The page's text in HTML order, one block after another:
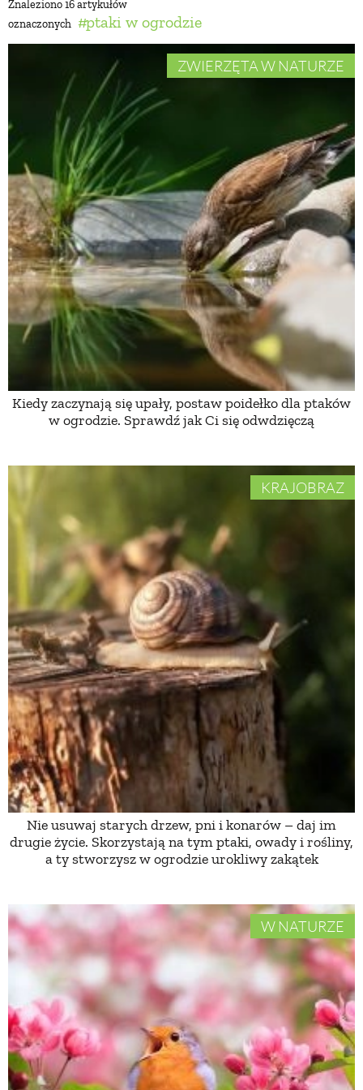
Znaleziono 16 artykułów
oznaczonych
ptaki w ogrodzie
ZWIERZĘTA W NATURZE
Kiedy zaczynają się upały, postaw poidełko dla ptaków
w ogrodzie. Sprawdź jak Ci się odwdzięczą
KRAJOBRAZ
Nie usuwaj starych drzew, pni i konarów – daj im
drugie życie. Skorzystają na tym ptaki, owady i rośliny,
a ty stworzysz w ogrodzie urokliwy zakątek
W NATURZE
BUDUJEMY DOM
OGRÓD
WARZYWA I OWOCE
ROŚLINY OGRODOWE
PORADY
ZIELEŃ W DOMU
PROJEKTOWANIE OGRODU
NATURALNIE
DLA DOMU
EKO ŻYCIE
PRZYRODA
ZWIERZĘTA DOMOWE
ZWIERZĘTA W NATURZE
GRZYBY
KRAJOBRAZ
RĘKODZIEŁO
RZEMIOSŁO
ZWYCZAJE
ZRÓB TO SAM